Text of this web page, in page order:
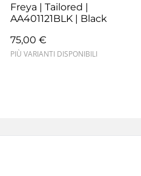
Freya | Tailored |
AA401121BLK | Black
75,00 €
PIÙ VARIANTI DISPONIBILI